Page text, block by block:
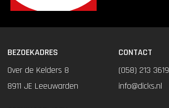
BEZOEKADRES
Over de Kelders 8
8911 JE Leeuwarden
CONTACT
(058) 213 3619
info@dicks.nl